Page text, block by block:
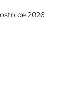
de 2026